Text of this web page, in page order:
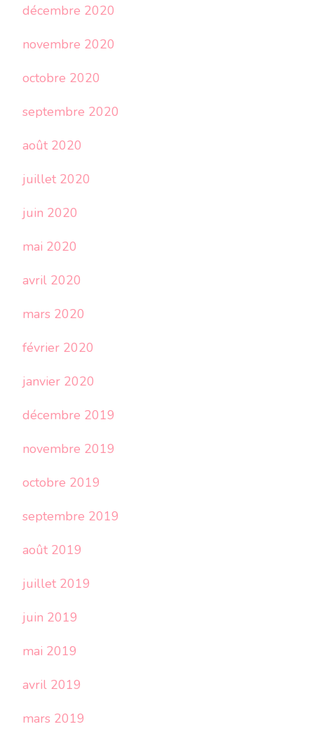
décembre 2020
novembre 2020
octobre 2020
septembre 2020
août 2020
juillet 2020
juin 2020
mai 2020
avril 2020
mars 2020
février 2020
janvier 2020
décembre 2019
novembre 2019
octobre 2019
septembre 2019
août 2019
juillet 2019
juin 2019
mai 2019
avril 2019
mars 2019